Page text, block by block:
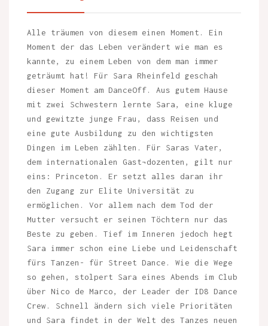
Alle träumen von diesem einen Moment. Ein
Moment der das Leben verändert wie man es
kannte, zu einem Leben von dem man immer
geträumt hat! Für Sara Rheinfeld geschah
dieser Moment am DanceOff. Aus gutem Hause
mit zwei Schwestern lernte Sara, eine kluge
und gewitzte junge Frau, dass Reisen und
eine gute Ausbildung zu den wichtigsten
Dingen im Leben zählten. Für Saras Vater,
dem internationalen Gast¬dozenten, gilt nur
eins: Princeton. Er setzt alles daran ihr
den Zugang zur Elite Universität zu
ermöglichen. Vor allem nach dem Tod der
Mutter versucht er seinen Töchtern nur das
Beste zu geben. Tief im Inneren jedoch hegt
Sara immer schon eine Liebe und Leidenschaft
fürs Tanzen- für Street Dance. Wie die Wege
so gehen, stolpert Sara eines Abends im Club
über Nico de Marco, der Leader der ID8 Dance
Crew. Schnell ändern sich viele Prioritäten
und Sara findet in der Welt des Tanzes neuen